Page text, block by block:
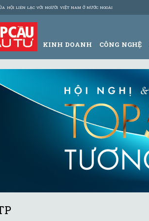
HỘI LIÊN LẠC VỚI NGƯỜI VIỆT NAM Ở NƯỚC NGOÀI
KINH DOANH CÔNG NGHỆ